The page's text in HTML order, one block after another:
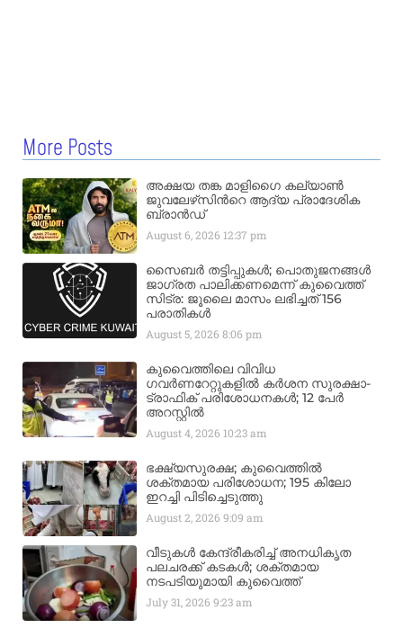
More Posts
അക്ഷയ തങ്ക മാളിഗൈ കല്യാണ്‍
ജുവലേഴ്‌സിന്‍റെ ആദ്യ പ്രാദേശിക
ബ്രാന്‍ഡ്
August 6, 2026 12:37 pm
സൈബർ തട്ടിപ്പുകൾ; പൊതുജനങ്ങൾ
ജാഗ്രത പാലിക്കണമെന്ന് കുവൈത്ത്
സിട്ര: ജൂലൈ മാസം ലഭിച്ചത് 156
പരാതികൾ
August 5, 20268:06 pm
കുവൈത്തിലെ വിവിധ
ഗവർണറേറ്റുകളിൽ കർശന സുരക്ഷാ-
ട്രാഫിക് പരിശോധനകൾ; 12 പേർ
അറസ്റ്റിൽ
August 4, 2026 10:23 am
ഭക്ഷ്യസുരക്ഷ; കുവൈത്തിൽ
ശക്തമായ പരിശോധന; 195 കിലോ
ഇറച്ചി പിടിച്ചെടുത്തു
August 2, 20269:09 am
വീടുകൾ കേന്ദ്രീകരിച്ച് അനധികൃത
പലചരക്ക് കടകൾ; ശക്തമായ
നടപടിയുമായി കുവൈത്ത്
July 31, 20269:23 am